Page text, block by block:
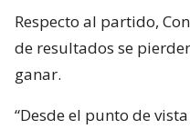
Respecto al partido,
de resultados se
ganar.
“Desde el punto de